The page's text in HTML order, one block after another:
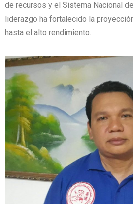
de recursos y el Sistema Nacional
liderazgo ha fortalecido la
hasta el alto rendimiento.